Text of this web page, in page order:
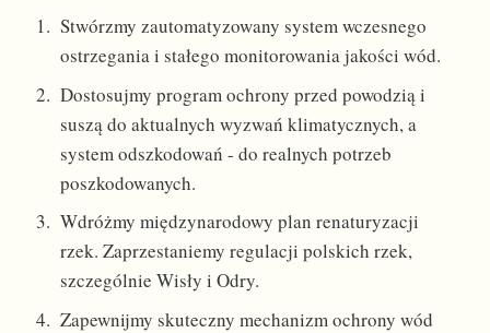
Stwórzmy zautomatyzowany system wczesnego
ostrzegania i stałego monitorowania jakości wód.
Dostosujmy program ochrony przed powodzią i
suszą do aktualnych wyzwań klimatycznych, a
system odszkodowań - do realnych potrzeb
poszkodowanych.
Wdróżmy międzynarodowy plan renaturyzacji
rzek. Zaprzestaniemy regulacji polskich rzek,
szczególnie Wisły i Odry.
Zapewnijmy skuteczny mechanizm ochrony wód